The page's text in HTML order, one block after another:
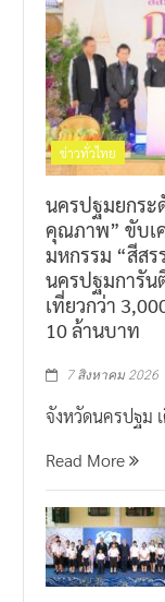
ข่าวทั่วไทย
นครปฐมยกระ
คุณภาพ” ขับเ
มหกรรม “สีส
นครปฐมการัน
เที่ยวกว่า
10 ล้านบาท
7 สิงหาคม 2026
จังหวัดนครปฐม
Read More